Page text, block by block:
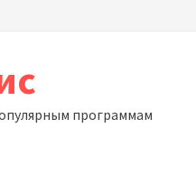
программам